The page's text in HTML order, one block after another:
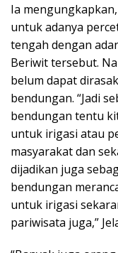
Ia
untuk adanya
tengah dengan
Beriwit tersebut.
belum dapat
bendungan. “Jadi
bendungan tentu
untuk irigasi atau
masyarakat dan
dijadikan juga
bendungan
untuk irigasi
pariwisata juga,”